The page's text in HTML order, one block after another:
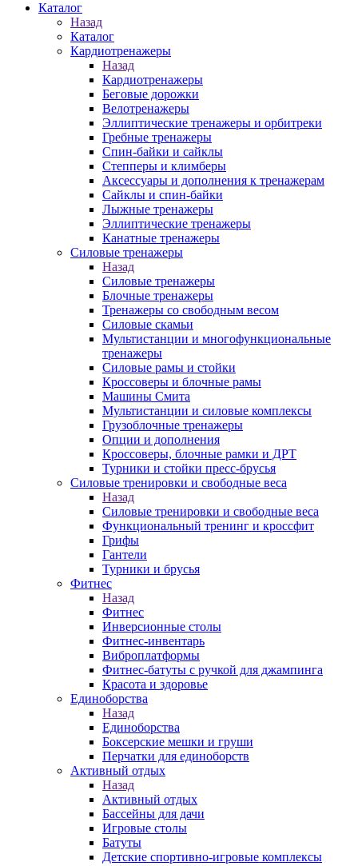
Каталог
Назад
Каталог
Кардиотренажеры
Назад
Кардиотренажеры
Беговые дорожки
Велотренажеры
Эллиптические тренажеры и орбитреки
Гребные тренажеры
Спин-байки и сайклы
Степперы и климберы
Аксессуары и дополнения к тренажерам
Сайклы и спин-байки
Лыжные тренажеры
Эллиптические тренажеры
Канатные тренажеры
Силовые тренажеры
Назад
Силовые тренажеры
Блочные тренажеры
Тренажеры со свободным весом
Силовые скамьи
Мультистанции и многофункциональные
тренажеры
Силовые рамы и стойки
Кроссоверы и блочные рамы
Машины Смита
Мультистанции и силовые комплексы
Грузоблочные тренажеры
Опции и дополнения
Кроссоверы, блочные рамки и ДРТ
Турники и стойки пресс-брусья
Силовые тренировки и свободные веса
Назад
Силовые тренировки и свободные веса
Функциональный тренинг и кроссфит
Грифы
Гантели
Турники и брусья
Фитнес
Назад
Фитнес
Инверсионные столы
Фитнес-инвентарь
Виброплатформы
Фитнес-батуты с ручкой для джампинга
Красота и здоровье
Единоборства
Назад
Единоборства
Боксерские мешки и груши
Перчатки для единоборств
Активный отдых
Назад
Активный отдых
Бассейны для дачи
Игровые столы
Батуты
Детские спортивно-игровые комплексы